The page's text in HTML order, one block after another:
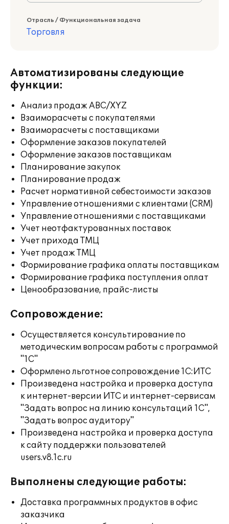
Отрасль / Функциональная задача
Торговля
Автоматизированы следующие
функции:
Анализ продаж ABC/XYZ
Взаиморасчеты с покупателями
Взаиморасчеты с поставщиками
Оформление заказов покупателей
Оформление заказов поставщикам
Планирование закупок
Планирование продаж
Расчет нормативной себестоимости заказов
Управление отношениями с клиентами (CRM)
Управление отношениями с поставщиками
Учет неотфактурованных поставок
Учет прихода ТМЦ
Учет продаж ТМЦ
Формирование графика оплаты поставщикам
Формирование графика поступления оплат
Ценообразование, прайс-листы
Сопровождение:
Осуществляется консультирование по
методическим вопросам работы с программой
"1С"
Оформлено льготное сопровождение 1С:ИТС
Произведена настройка и проверка доступа
к интернет-версии ИТС и интернет-сервисам
"Задать вопрос на линию консультаций 1С",
"Задать вопрос аудитору"
Произведена настройка и проверка доступа
к сайту поддержки пользователей
users.v8.1c.ru
Выполнены следующие работы:
Доставка программных продуктов в офис
заказчика